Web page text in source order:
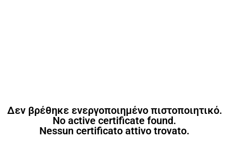
Δεν βρέθηκε ενεργοποιημένο πιστοποιητικό.
No active certificate found.
Nessun certificato attivo trovato.